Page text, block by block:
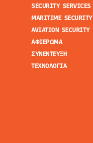
SECURITY SERVICES
MARITIME SECURITY
AVIATION SECURITY
ΑΦΙΕΡΩΜΑ
ΣΥΝΕΝΤΕΥΞΗ
ΤΕΧΝΟΛΟΓΙΑ